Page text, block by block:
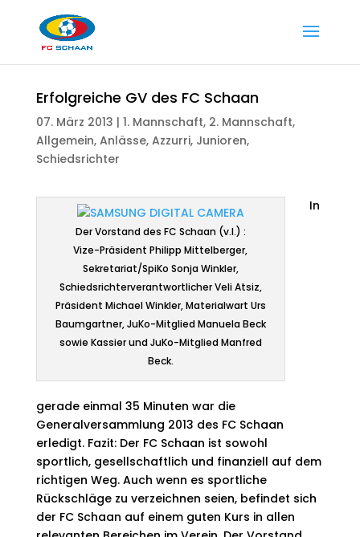
Erfolgreiche GV des FC Schaan
07. März 2013 | 1. Mannschaft, 2. Mannschaft,
Allgemein, Anlässe, Azzurri, Junioren,
Schiedsrichter
Der Vorstand des FC Schaan (v.l.) :
Vize-Präsident Philipp Mittelberger,
Sekretariat/SpiKo Sonja Winkler,
Schiedsrichterverantwortlicher Veli Atsiz,
Präsident Michael Winkler, Materialwart Urs
Baumgartner, JuKo-Mitglied Manuela Beck
sowie Kassier und JuKo-Mitglied Manfred
Beck.
In
gerade einmal 35 Minuten war die
Generalversammlung 2013 des FC Schaan
erledigt. Fazit: Der FC Schaan ist sowohl
sportlich, gesellschaftlich und finanziell auf dem
richtigen Weg. Auch wenn es sportliche
Rückschläge zu verzeichnen seien, befindet sich
der FC Schaan auf einem guten Kurs in allen